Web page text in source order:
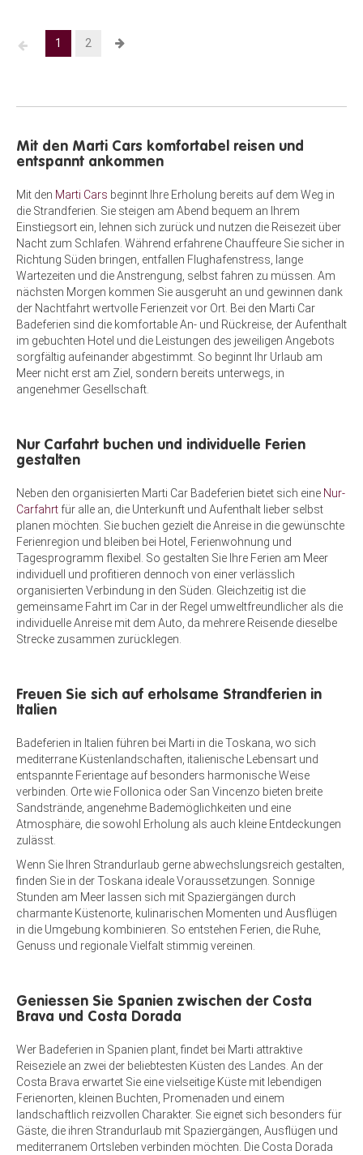
1 2
Mit den Marti Cars komfortabel reisen und
entspannt ankommen
Mit den Marti Cars beginnt Ihre Erholung bereits auf dem Weg in
die Strandferien. Sie steigen am Abend bequem an Ihrem
Einstiegsort ein, lehnen sich zurück und nutzen die Reisezeit über
Nacht zum Schlafen. Während erfahrene Chauffeure Sie sicher in
Richtung Süden bringen, entfallen Flughafenstress, lange
Wartezeiten und die Anstrengung, selbst fahren zu müssen. Am
nächsten Morgen kommen Sie ausgeruht an und gewinnen dank
der Nachtfahrt wertvolle Ferienzeit vor Ort. Bei den Marti Car
Badeferien sind die komfortable An- und Rückreise, der Aufenthalt
im gebuchten Hotel und die Leistungen des jeweiligen Angebots
sorgfältig aufeinander abgestimmt. So beginnt Ihr Urlaub am
Meer nicht erst am Ziel, sondern bereits unterwegs, in
angenehmer Gesellschaft.
Nur Carfahrt buchen und individuelle Ferien
gestalten
Neben den organisierten Marti Car Badeferien bietet sich eine Nur-
Carfahrt für alle an, die Unterkunft und Aufenthalt lieber selbst
planen möchten. Sie buchen gezielt die Anreise in die gewünschte
Ferienregion und bleiben bei Hotel, Ferienwohnung und
Tagesprogramm flexibel. So gestalten Sie Ihre Ferien am Meer
individuell und profitieren dennoch von einer verlässlich
organisierten Verbindung in den Süden. Gleichzeitig ist die
gemeinsame Fahrt im Car in der Regel umweltfreundlicher als die
individuelle Anreise mit dem Auto, da mehrere Reisende dieselbe
Strecke zusammen zurücklegen.
Freuen Sie sich auf erholsame Strandferien in
Italien
Badeferien in Italien führen bei Marti in die Toskana, wo sich
mediterrane Küstenlandschaften, italienische Lebensart und
entspannte Ferientage auf besonders harmonische Weise
verbinden. Orte wie Follonica oder San Vincenzo bieten breite
Sandstrände, angenehme Bademöglichkeiten und eine
Atmosphäre, die sowohl Erholung als auch kleine Entdeckungen
zulässt.
Wenn Sie Ihren Strandurlaub gerne abwechslungsreich gestalten,
finden Sie in der Toskana ideale Voraussetzungen. Sonnige
Stunden am Meer lassen sich mit Spaziergängen durch
charmante Küstenorte, kulinarischen Momenten und Ausflügen
in die Umgebung kombinieren. So entstehen Ferien, die Ruhe,
Genuss und regionale Vielfalt stimmig vereinen.
Geniessen Sie Spanien zwischen der Costa
Brava und Costa Dorada
Wer Badeferien in Spanien plant, findet bei Marti attraktive
Reiseziele an zwei der beliebtesten Küsten des Landes. An der
Costa Brava erwartet Sie eine vielseitige Küste mit lebendigen
Ferienorten, kleinen Buchten, Promenaden und einem
landschaftlich reizvollen Charakter. Sie eignet sich besonders für
Gäste, die ihren Strandurlaub mit Spaziergängen, Ausflügen und
mediterranem Ortsleben verbinden möchten. Die Costa Dorada